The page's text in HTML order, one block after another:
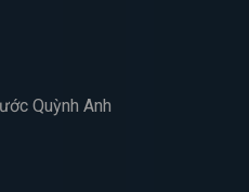
Quỳnh Anh